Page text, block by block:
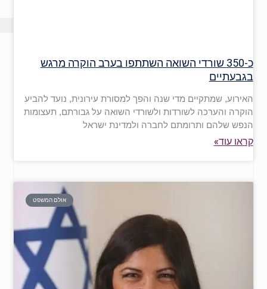
כ-350 שורדי השואה השתתפו בערב הוקרה מרגש
בגבעתיים
האירוע, שמתקיים מדי שנה והפך למסורת עירונית, נועד להביע
הוקרה והערכה לשורדות ולשורדי השואה על גבורתם, תעצומות
הנפש שלהם ותרומתם לחברה ולמדינת ישראל
קראו עוד»
אולם המשפט